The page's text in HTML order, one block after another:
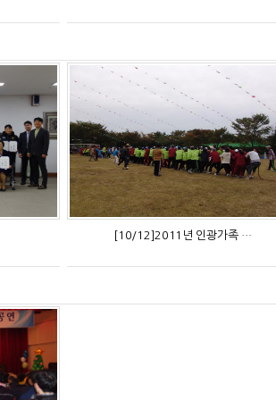
[10/12]2011년 인광가족 …